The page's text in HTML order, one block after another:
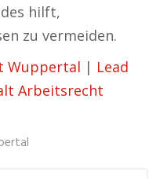
hilft,
zu vermeiden.
Wuppertal | Lead
Arbeitsrecht